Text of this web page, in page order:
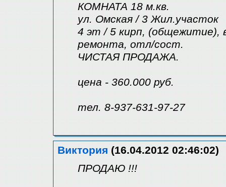
КОМНАТА 18 м.кв.
ул. Омская / 3 Жил.участок
4 эт / 5 кирп, (общежитие),
ремонта, отл/сост.
ЧИСТАЯ ПРОДАЖА.
цена - 360.000 руб.
тел. 8-937-631-97-27
Виктория (16.04.2012 02:46:02)
ПРОДАЮ !!!